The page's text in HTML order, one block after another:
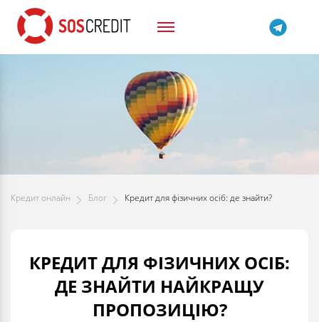
Кредит онлайн Блог Кредит для фізичних осіб: де знайти?
КРЕДИТ ДЛЯ ФІЗИЧНИХ ОСІБ:
ДЕ ЗНАЙТИ НАЙКРАЩУ
ПРОПОЗИЦІЮ?